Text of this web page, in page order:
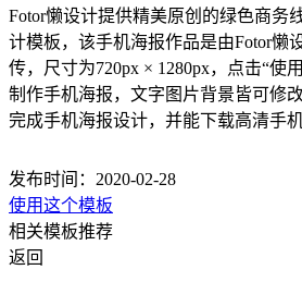
Fotor懒设计提供精美原创的绿色商务
计模板，该手机海报作品是由Fotor懒
传，尺寸为720px × 1280px，点击“使
制作手机海报，文字图片背景皆可修
完成手机海报设计，并能下载高清手机
发布时间：2020-02-28
使用这个模板
相关模板推荐
返回